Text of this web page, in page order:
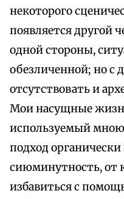
некоторого
появляется другой
одной стороны,
обезличенной; но с
отсутствовать и
Мои насущные
используемый
подход
сиюминутность, от
избавиться с